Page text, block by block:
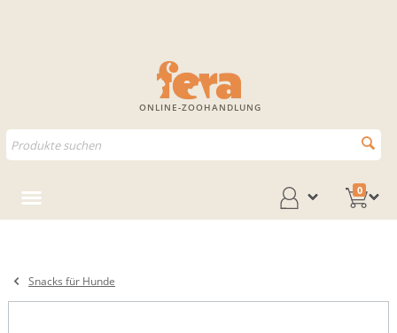
ONLINE-ZOOHANDLUNG
0
Snacks für Hunde